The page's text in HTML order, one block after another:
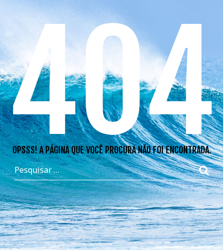
404
OPSSS! A PÁGINA QUE VOCÊ PROCURA NÃO FOI ENCONTRADA.